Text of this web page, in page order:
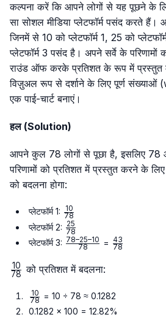
कल्पना करें कि आपने लोगों से यह पूछने के
सा सोशल मीडिया प्लेटफॉर्म पसंद करते
जिनमें से 10 को प्लेटफॉर्म 1, 25 को
प्लेटफॉर्म 3 पसंद है। अपने सर्वे के परिणामों
राउंड ऑफ करके प्रतिशत के रूप में प्रस्तुत
विज़ुअल रूप से दर्शाने के लिए पूर्ण संख्याओं
एक पाई-चार्ट बनाएं।
हल (Solution)
आपने कुल 78 लोगों से पूछा है, इसलिए
परिणामों को प्रतिशत में प्रस्तुत करने के
को बदलना होगा:
प्लेटफॉर्म 1: \frac{10}
{78}
78
10
प्लेटफॉर्म 2: \frac{25}
{78}
78
25
प्लेटफॉर्म 3: \frac{78
10}{78}
78
78–25–10 = \frac{43}
78
43
\frac{10}
78
10 को प्रतिशत में बदलना:
\frac{10}
{78}
78
10
= 10 ÷ 78 ≈ 0.1282
0.1282 × 100 = 12.82%